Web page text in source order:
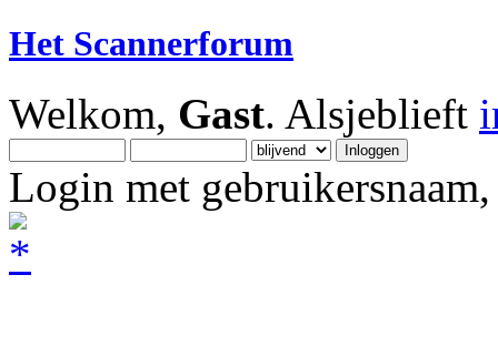
Het Scannerforum
Welkom, Gast. Alsjeblieft
Login met